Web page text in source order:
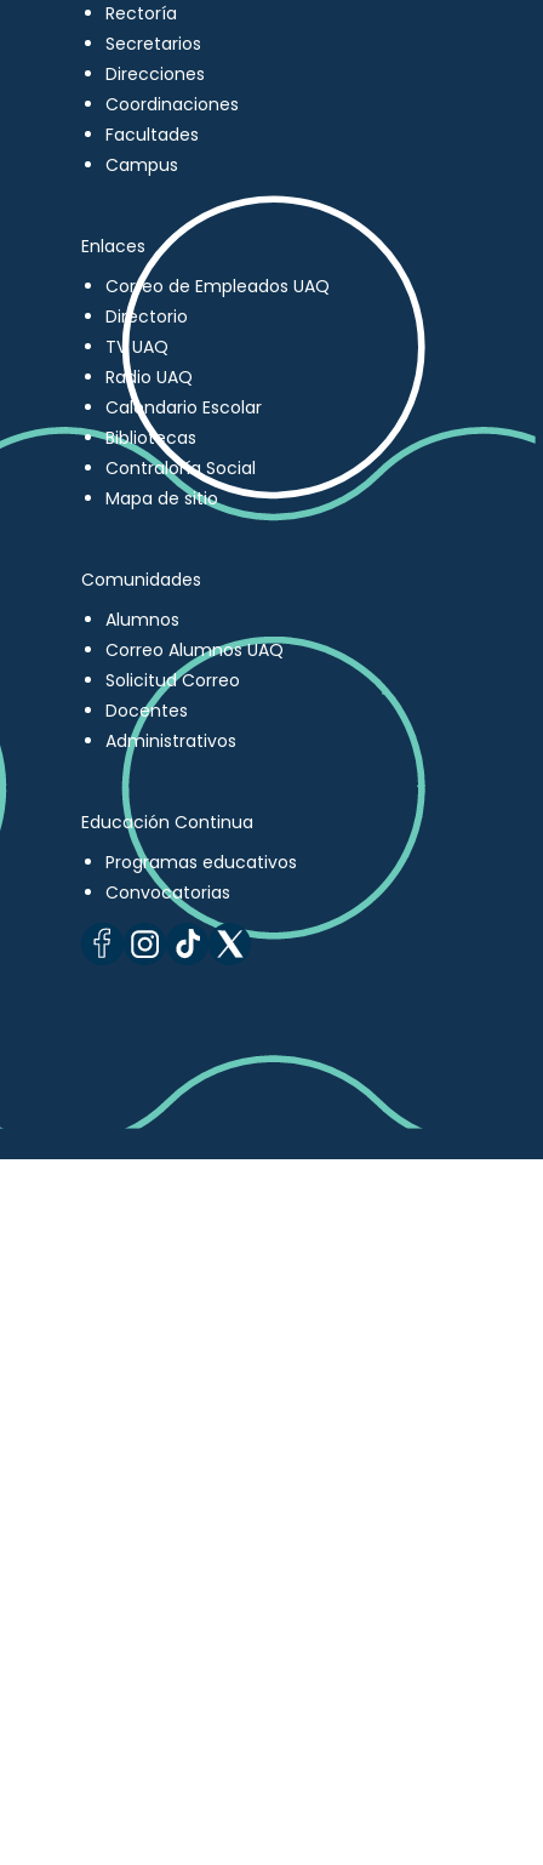
Rectoría
Secretarios
Direcciones
Coordinaciones
Facultades
Campus
Enlaces
Correo de Empleados UAQ
Directorio
TV UAQ
Radio UAQ
Calendario Escolar
Bibliotecas
Contraloría Social
Mapa de sitio
Comunidades
Alumnos
Correo Alumnos UAQ
Solicitud Correo
Docentes
Administrativos
Educación Continua
Programas educativos
Convocatorias